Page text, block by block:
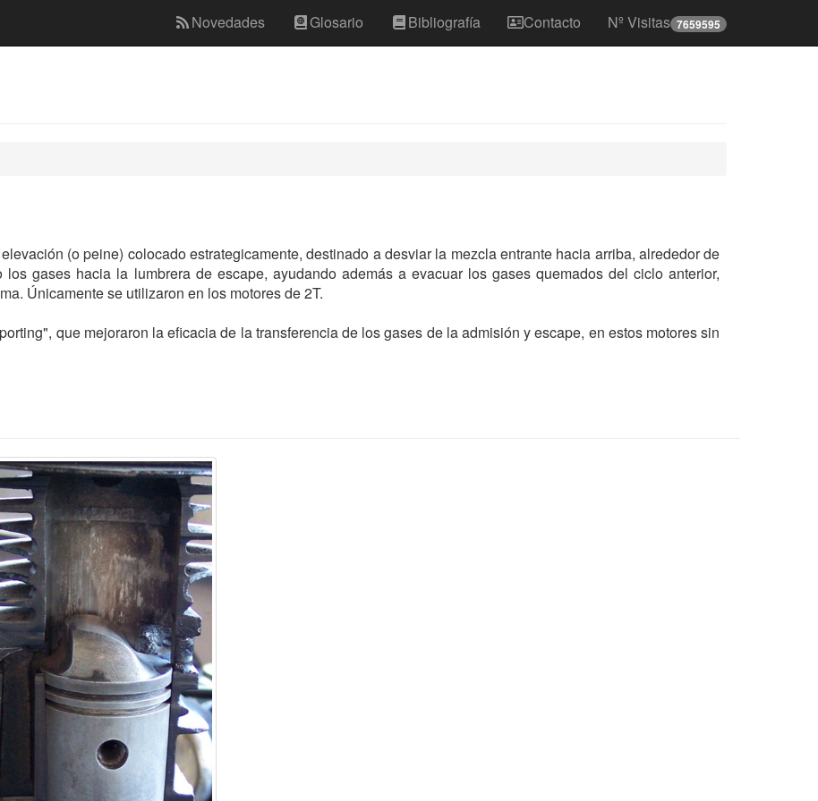
Novedades Glosario Bibliografía Contacto Nº Visitas 7659595
(o peine) colocado estrategicamente, destinado a desviar la mezcla entrante hacia arriba, alrededor de
gases hacia la lumbrera de escape, ayudando además a evacuar los gases quemados del ciclo anterior,
Únicamente se utilizaron en los motores de 2T.
que mejoraron la eficacia de la transferencia de los gases de la admisión y escape, en estos motores sin